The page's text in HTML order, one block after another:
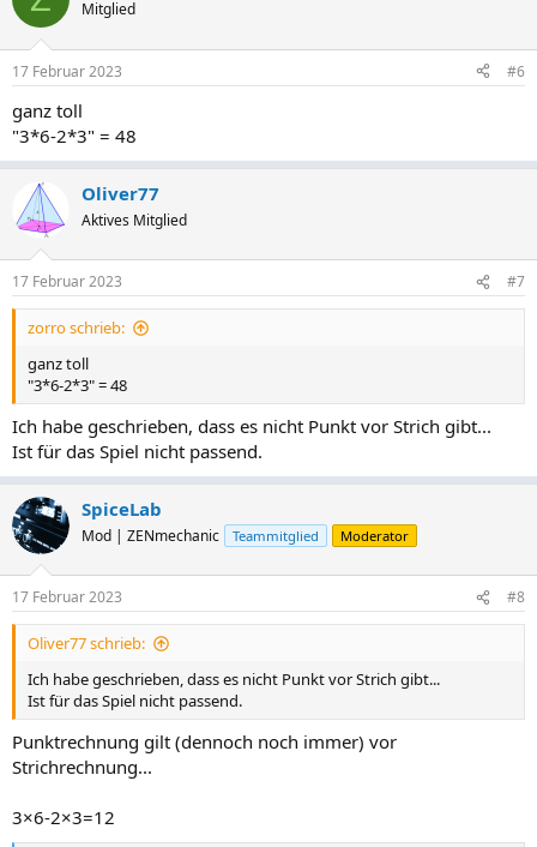
Mitglied
17 Februar 2023 #6
ganz toll
"3*6-2*3" = 48
Oliver77
Aktives Mitglied
17 Februar 2023 #7
zorro schrieb:
ganz toll
"3*6-2*3" = 48
Ich habe geschrieben, dass es nicht Punkt vor Strich gibt...
Ist für das Spiel nicht passend.
SpiceLab
Mod | ZENmechanic Teammitglied Moderator
17 Februar 2023 #8
Oliver77 schrieb:
Ich habe geschrieben, dass es nicht Punkt vor Strich gibt...
Ist für das Spiel nicht passend.
Punktrechnung gilt (dennoch noch immer) vor
Strichrechnung...
3×6-2×3=12